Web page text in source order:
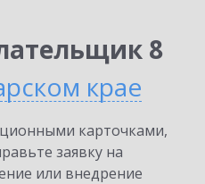
8
крае
карточками,
заявку на
или внедрение